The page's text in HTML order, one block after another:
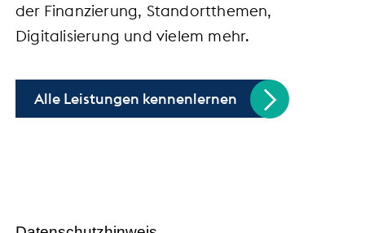
der Finanzierung, Standortthemen,
Digitalisierung und vielem mehr.
Alle Leistungen kennenlernen